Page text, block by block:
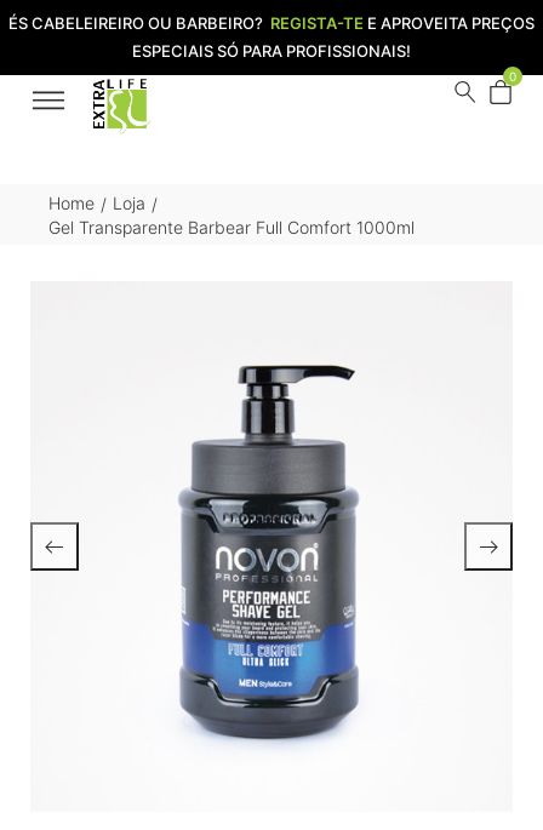
ÉS CABELEIREIRO OU BARBEIRO? REGISTA-TE E APROVEITA PREÇOS
ESPECIAIS SÓ PARA PROFISSIONAIS!
0
Home / Loja /
Gel Transparente Barbear Full Comfort 1000ml